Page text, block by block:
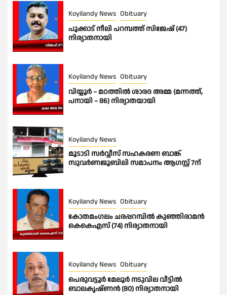
Koyilandy News Obituary
പൂക്കാട് നീലി പറമ്പത്ത് സിജേഷ് (47)
നിര്യാതനായി
Koyilandy News Obituary
വിയ്യൂർ – മഠത്തിൽ ശാരദ അമ്മ (മന്നത്ത്,
പനായി – 86) നിര്യാതയായി
Koyilandy News
മൂടാടി സർവ്വീസ് സഹകരണ ബാങ്ക്
സുവർണജൂബിലി സമാപനം ആഗസ്റ്റ് 7ന്
Koyilandy News Obituary
കോതമംഗലം ചരപ്പറമ്പിൽ കുഞ്ഞിരാമൻ
കെകെഎസ് (74) നിര്യാതനായി
Koyilandy News Obituary
പെരുവട്ടൂർ മേലൂർ നടുവില വീട്ടിൽ
ബാലകൃഷ്ണൻ (80) നിര്യാതനായി